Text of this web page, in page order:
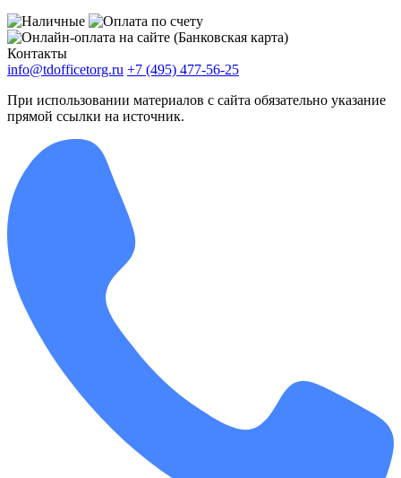
Контакты
info@tdofficetorg.ru +7 (495) 477-56-25
При использовании материалов с сайта обязательно указание
прямой ссылки на источник.